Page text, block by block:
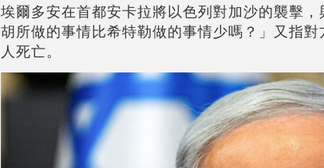
埃爾多安在首都安卡拉將以色列對加沙的襲擊
胡所做的事情比希特勒做的事情少嗎？」又指
人死亡。